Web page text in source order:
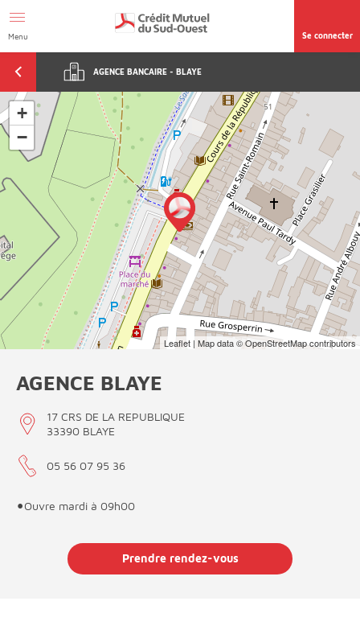
page accessibilité
Menu Se connecter
AGENCE BANCAIRE - BLAYE
AGENCE BLAYE
17 CRS DE LA REPUBLIQUE
33390 BLAYE
05 56 07 95 36
•Ouvre mardi à 09h00
Prendre rendez-vous
+
−
Leaflet | Map data ©OpenStreetMapcontributors